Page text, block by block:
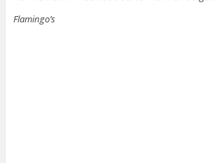
Flamingo’s